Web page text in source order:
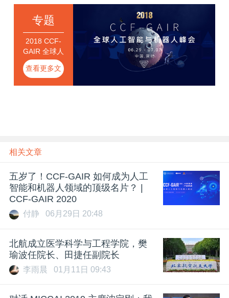
专题
2018 CCF-
GAIR 全球人
工智能与机
器人峰会
查看更多文
章
相关文章
五岁了！CCF-GAIR 如何成为人工
智能和机器人领域的顶级名片？ |
CCF-GAIR 2020
付静 06月29日 20:48
北航成立医学科学与工程学院，樊
瑜波任院长、田捷任副院长
李雨晨 01月11日 09:43